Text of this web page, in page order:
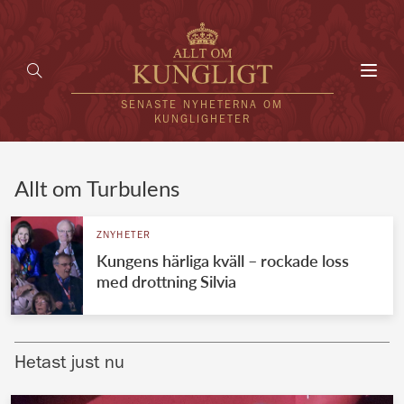
SENASTE NYHETERNA OM
KUNGLIGHETER
UTLÄNDSKT
VÄRLDENS KUNGAHUS
Brittiska kungahuset
Allt om Turbulens
ZNYHETER
Kungens härliga kväll – rockade loss
med drottning Silvia
Hetast just nu